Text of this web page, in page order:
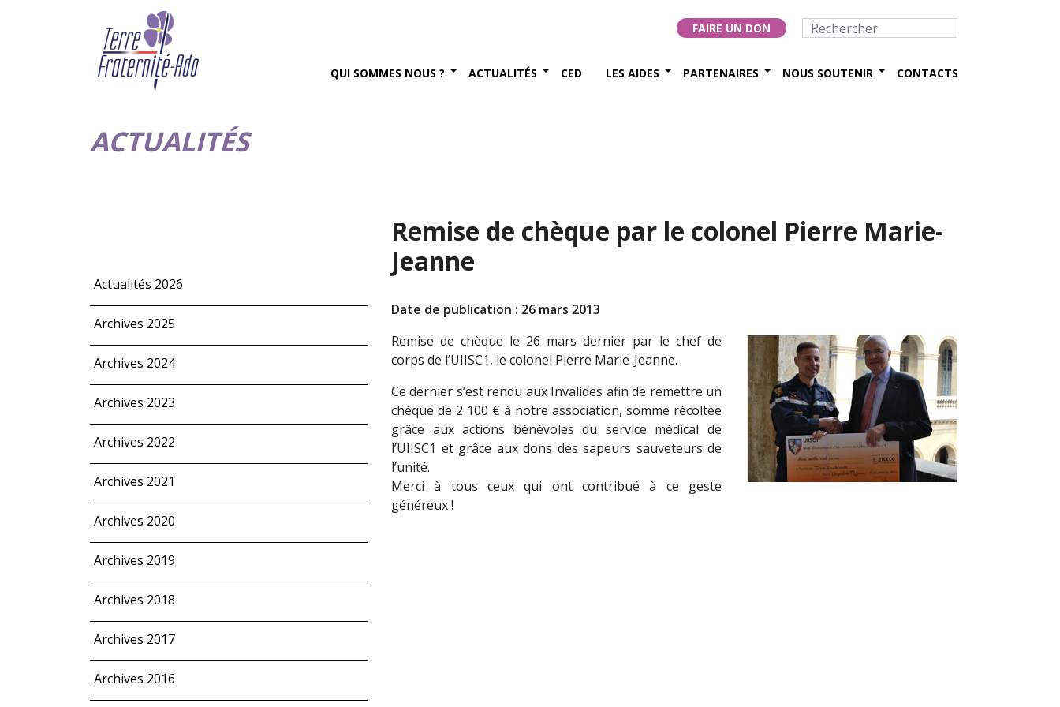
FAIRE UN DON
QUI SOMMES NOUS ? ACTUALITÉS CED LES AIDES PARTENAIRES NOUS SOUTENIR CONTACTS
ACTUALITÉS
Actualités 2026
Archives 2025
Archives 2024
Archives 2023
Archives 2022
Archives 2021
Archives 2020
Archives 2019
Archives 2018
Archives 2017
Archives 2016
Remise de chèque par le colonel Pierre Marie-
Jeanne
Date de publication : 26 mars 2013
Remise de chèque le 26 mars dernier par le chef de
corps de l’UIISC1, le colonel Pierre Marie-Jeanne.
Ce dernier s’est rendu aux Invalides afin de remettre un
chèque de 2 100 € à notre association, somme récoltée
grâce aux actions bénévoles du service médical de
l’UIISC1 et grâce aux dons des sapeurs sauveteurs de
l’unité.
Merci à tous ceux qui ont contribué à ce geste
généreux !